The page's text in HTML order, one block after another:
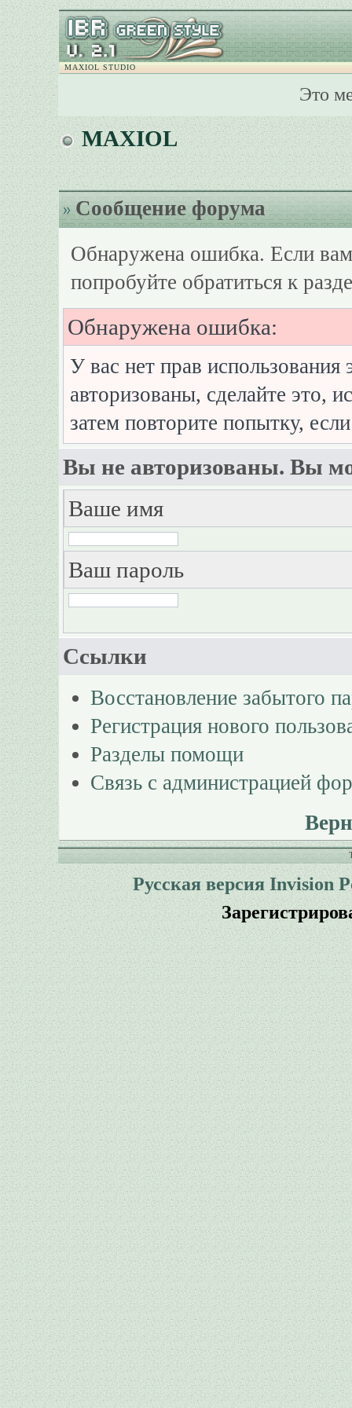
MAXIOL STUDIO
Это
MAXIOL
Сообщение форума
Обнаружена ошибка. Если
попробуйте обратиться к
Обнаружена ошибка:
У вас нет прав
авторизованы, сделайте это,
затем повторите попытку,
Вы не авторизованы. Вы
Ваше имя
Ваш пароль
Ссылки
Восстановление забытого
Регистрация нового
Разделы помощи
Связь с администрацией
Русская версия Invision